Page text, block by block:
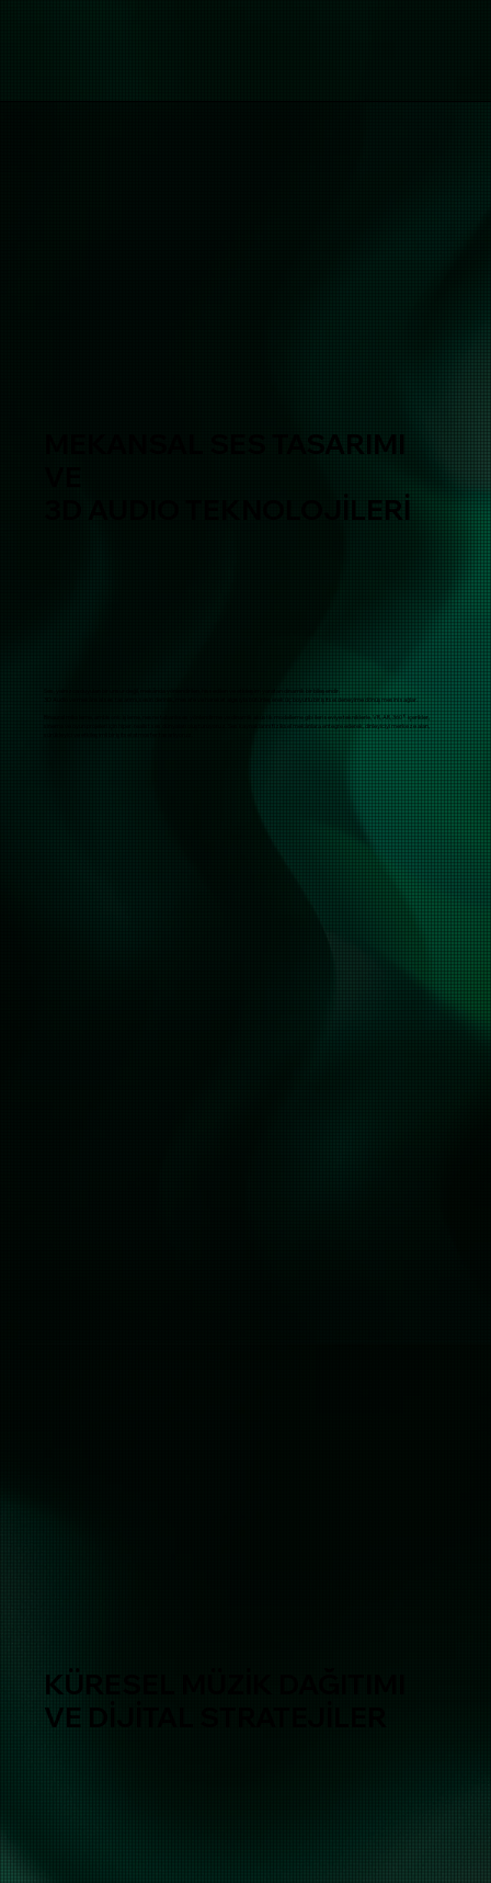
Ses, yalnızca duyulan bir unsur değil, mekânda yönlendirilen, hissedilen ve etkileşim yaratan dinamik bir bileşendir.
3D Audio ve mekânsal ses tasarımı, sesin derinlik, mesafe ve hareket algısıyla bütünleşerek üç boyutlu bir işitsel deneyime dönüşmesini sağlar.
Binaural miksleme, ambisonic işleme, nesne tabanlı ses yönlendirme ve dinamik akustik modelleme gibi ileri seviye tekniklerle, VR, AR, 360° içerikler,
sinema ve oyun projeleri için hiper-realist ses dünyaları oluşturuyoruz. Ses kaynaklarını fiziksel mekânlara entegre ederek, dinleyiciyi merkeze alan,
MEKANSAL SES TASARIMI
3D AUDIO TEKNOLOJİLERİ
KÜRESEL MÜZİK DAĞITIMI
VE DİJİTAL STRATEJİLER